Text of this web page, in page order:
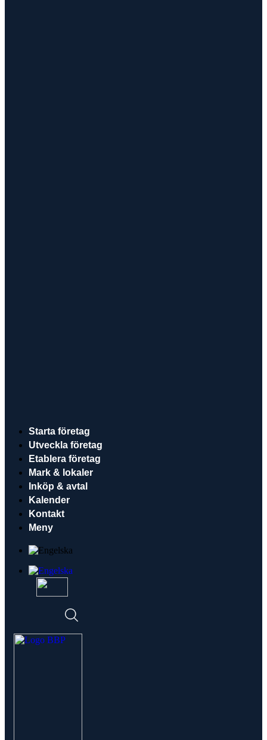
Starta företag
Utveckla företag
Etablera företag
Mark & lokaler
Inköp & avtal
Kalender
Kontakt
Meny